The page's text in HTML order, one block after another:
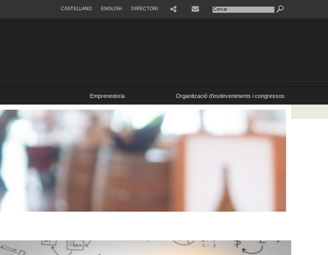
CASTELLANO ENGLISH DIRECTORI
Emprenedoria Organització d'esdeveniments i congressos